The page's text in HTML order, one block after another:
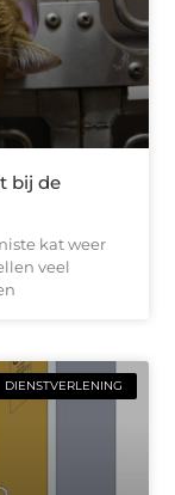
bij de
kat weer
veel
DIENSTVERLENING